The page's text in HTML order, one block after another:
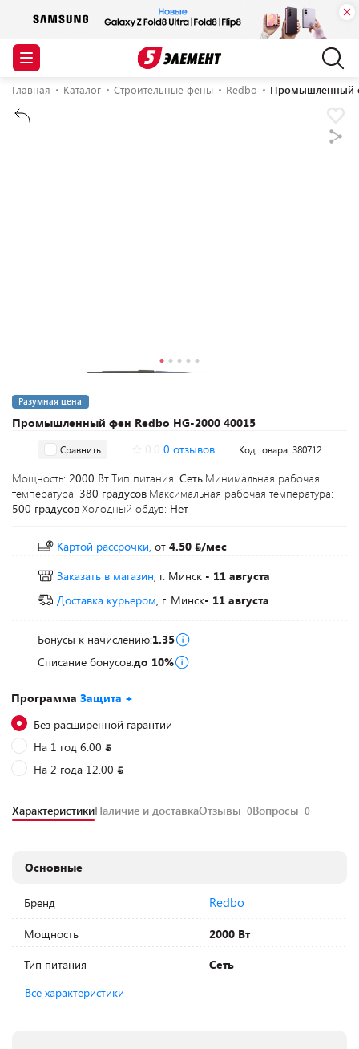
Главная Каталог Строительные фены Redbo Промышленный
Промышленный фен Redbo HG-2000 40015
Разумная цена
Программа Защита +
Без расширенной гарантии
На 1 год 6.00
На 2 года 12.00
Сравнить 0 отзывов Код товара: 380712
Мощность: 2000 ВтТип питания: Сеть Минимальная рабочая
температура: 380 градусов Максимальная рабочая температура:
500 градусовХолодный обдув: Нет
Картой рассрочки, от 4.50
/мес
Заказать в магазин, г. Минск - 11 августа
Доставка курьером, г. Минск- 11 августа
Бонусы к начислению:1.35
Списание бонусов:до 10%
ХарактеристикиНаличие и доставкаОтзывы 0Вопросы 0
Основные
Бренд Redbo
Мощность
2000 Вт
Тип питания
Сеть
Все характеристики